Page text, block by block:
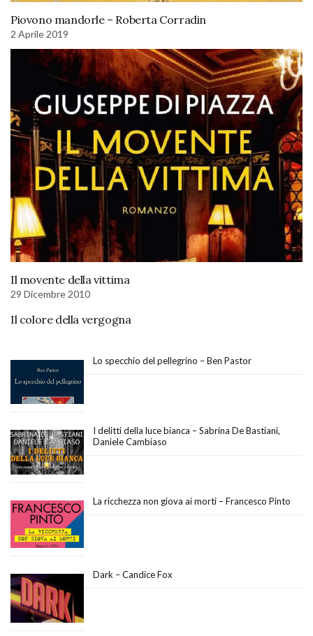
Piovono mandorle – Roberta Corradin
2 Aprile 2019
Il movente della vittima
29 Dicembre 2010
Il colore della vergogna
Lo specchio del pellegrino – Ben Pastor
I delitti della luce bianca – Sabrina De Bastiani,
Daniele Cambiaso
La ricchezza non giova ai morti – Francesco Pinto
Dark – Candice Fox